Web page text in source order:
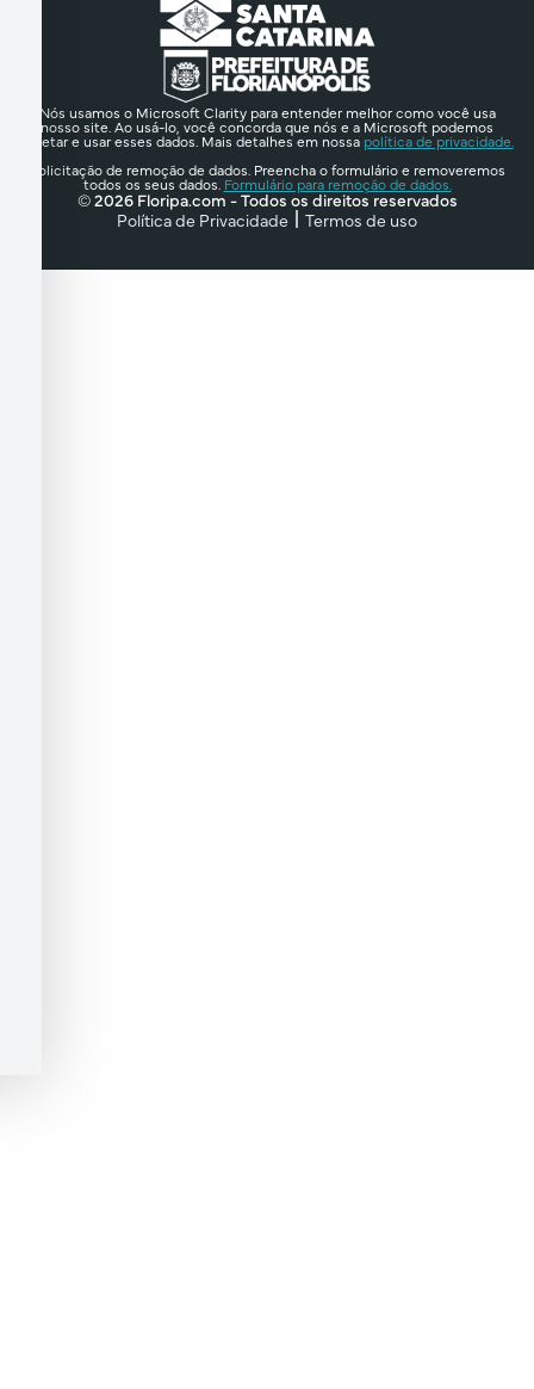
Nós usamos o Microsoft Clarity para entender melhor como você usa
nosso site. Ao usá-lo, você concorda que nós e a Microsoft podemos
coletar e usar esses dados. Mais detalhes em nossa política de privacidade.
Solicitação de remoção de dados. Preencha o formulário e removeremos
todos os seus dados. Formulário para remoção de dados.
© 2026 Floripa.com - Todos os direitos reservados
Política de Privacidade
Termos de uso